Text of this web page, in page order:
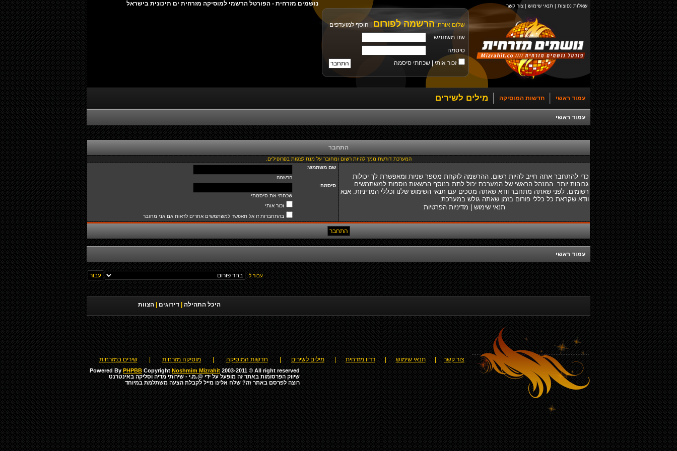
שאלות נפוצות | תנאי שימוש | צור קשר
שלום אורח, הרשמה לפורום
הוסף למועדפים
שם משתמש
סיסמה
זכור אותי |שכחתי סיסמה
נושמים מזרחית - הפורטל הרשמי למוסיקה מזרחית ים תיכונית בישראל
עמוד ראשי חדשות המוסיקה מילים לשירים
עמוד ראשי
התחבר
המערכת דורשת ממך להיות רשום ומחובר על מנת לצפות בפרופילים.
כדי להתחבר אתה חייב להיות רשום. ההרשמה לוקחת מספר שניות ומאפשרת לך יכולות
גבוהות יותר. המנהל הראשי של המערכת יכול לתת בנוסף הרשאות נוספות למשתמשים
רשומים. לפני שאתה מתחבר וודא שאתה מסכים עם תנאי השימוש שלנו וכללי המדיניות. אנא
וודא שקראת כל כללי פורום בזמן שאתה גולש במערכת.
תנאי שימוש
מדיניות הפרטיות
שם משתמש:
הרשמה
סיסמה:
שכחתי את סיסמתי
זכור אותי
בהתחברות זו אל תאפשר למשתמשים אחרים לראות אם אני מחובר
עמוד ראשי
עבור ל:
היכל התהילה דירוגים הצוות
צור קשר תנאי שימוש רדיו מזרחית מילים לשירים חדשות המוסיקה מוסיקה מזרחית שירים במזרחית
Powered By PHPBB Copyright Noshmim Mizrahit 2003-2011 © All right reserved
שיווק הפרסומות באתר זה מופעל על ידי @.מ.י - שירותי מדיה וסליקה באינטרנט
רוצה לפרסם באתר זה? שלח אלינו מייל לקבלת הצעה משתלמת במיוחד